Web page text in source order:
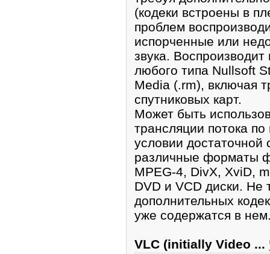
(кодеки встроены в
проблем
испорченные или
звука. Воспроизводит
любого типа Nullsoft
Media (.rm), включая
спутниковых карт.
Может быть
трансляции потока
условии достаточной
различные форматы
MPEG-4, DivX, XviD,
DVD и VCD диски. Не
дополнительных
уже содержатся в
VLC (initially Video ...